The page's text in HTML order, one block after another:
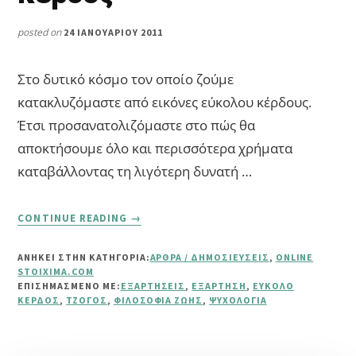
posted on 24 ΙΑΝΟΥΑΡΊΟΥ 2011
Στο δυτικό κόσμο τον οποίο ζούμε
κατακλυζόμαστε από εικόνες εύκολου κέρδους.
Έτσι προσανατολιζόμαστε στο πώς θα
αποκτήσουμε όλο και περισσότερα χρήματα
καταβάλλοντας τη λιγότερη δυνατή …
CONTINUE READING
ABOUT
ΤΖΌΓΟΣ
ΕΎΚΟΛΟ
ΚΈΡΔΟΣ
→
ΑΝΗΚΕΙ ΣΤΗΝ ΚΑΤΗΓΟΡΙΑ:ΆΡΘΡΑ / ΔΗΜΟΣΙΕΎΣΕΙΣ, ONLINE
STOIXIMA.COM
ΕΠΙΣΗΜΑΣΜΈΝΟ ΜΕ: ΕΞΑΡΤΉΣΕΙΣ, ΕΞΆΡΤΗΣΗ, ΕΎΚΟΛΟ
ΚΈΡΔΟΣ, ΤΖΌΓΟΣ, ΦΙΛΟΣΟΦΊΑ ΖΩΉΣ, ΨΥΧΟΛΟΓΊΑ